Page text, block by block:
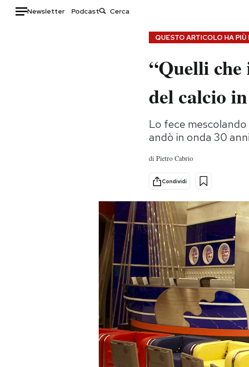
Newsletter Podcast
Storie/Idee
Ok Boomer!
QUESTO ARTICOLO HA PIÙ
“Quelli
del calcio
Lo fece
andò in onda 30
di Pietro Cabrio
Condividi